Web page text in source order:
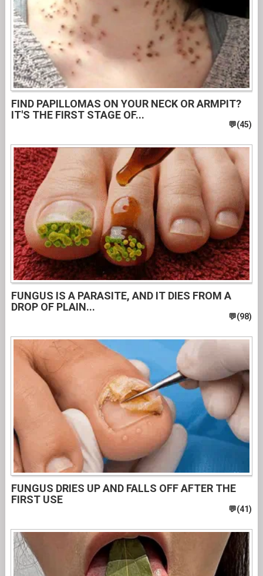
FIND PAPILLOMAS ON YOUR NECK OR ARMPIT?
IT'S THE FIRST STAGE OF...
FUNGUS IS A PARASITE, AND IT DIES FROM A
DROP OF PLAIN...
FUNGUS DRIES UP AND FALLS OFF AFTER THE
FIRST USE